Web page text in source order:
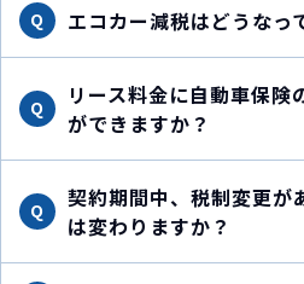
Q エコカー減税はどうなっ
Q
リース料金に自動車保険
ができますか？
Q
契約期間中、税制変更が
は変わりますか？